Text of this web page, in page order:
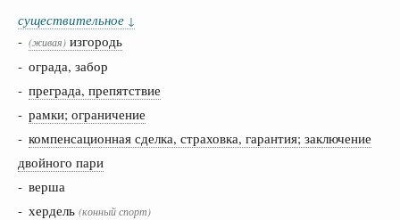
существительное ↓
- (живая) изгородь
- ограда, забор
- преграда, препятствие
- рамки; ограничение
- компенсационная сделка, страховка, гарантия; заключение
двойного пари
- верша
- хердель (конный спорт)